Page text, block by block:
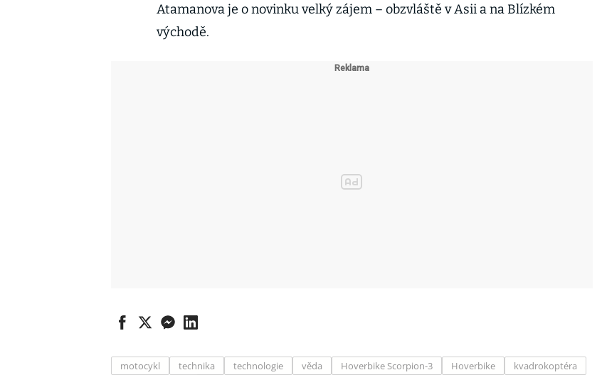
Atamanova je o novinku velký zájem – obzvláště v Asii a na Blízkém
východě.
motocykl technika technologie věda Hoverbike Scorpion-3 Hoverbike
kvadrokoptéra